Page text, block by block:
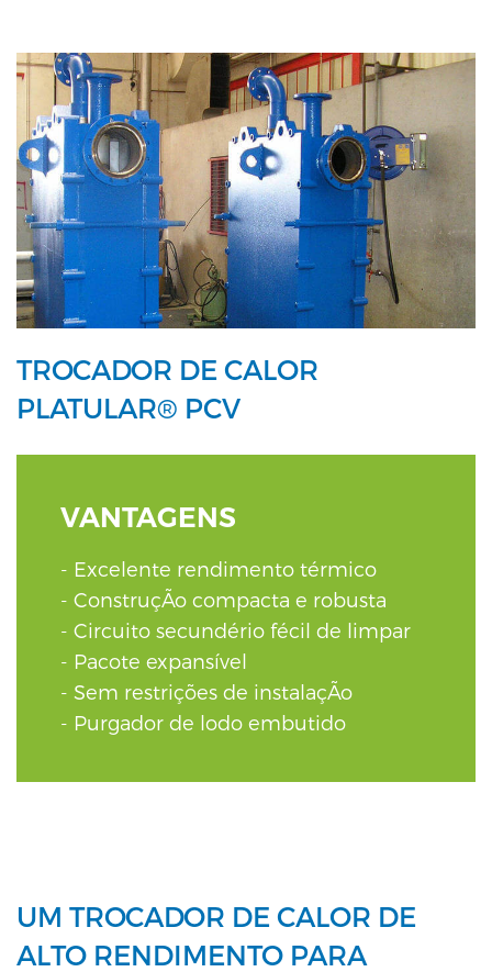
TROCADOR DE CALOR
PLATULAR® PCV
VANTAGENS
Excelente rendimento térmico
ConstruçÃo compacta e robusta
Circuito secundério fécil de limpar
Pacote expansível
Sem restrições de instalaçÃo
Purgador de lodo embutido
UM TROCADOR DE CALOR DE
ALTO RENDIMENTO PARA